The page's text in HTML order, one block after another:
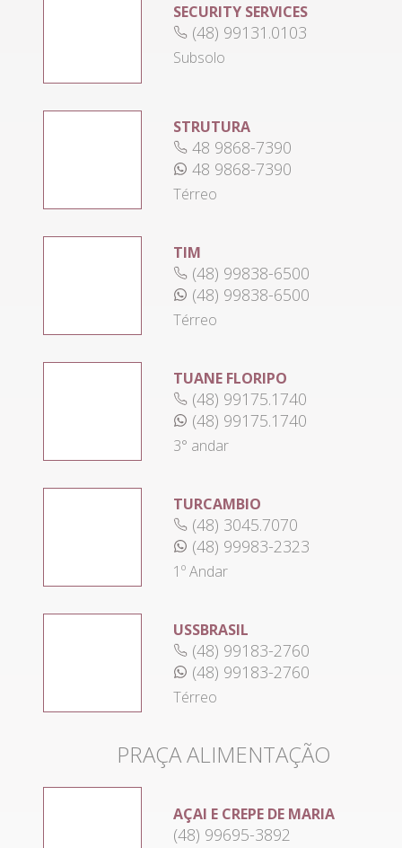
SECURITY SERVICES
(48) 99131.0103
Subsolo
STRUTURA
48 9868-7390
48 9868-7390
Térreo
TIM
(48) 99838-6500
(48) 99838-6500
Térreo
TUANE FLORIPO
(48) 99175.1740
(48) 99175.1740
3° andar
TURCAMBIO
(48) 3045.7070
(48) 99983-2323
1º Andar
USSBRASIL
(48) 99183-2760
(48) 99183-2760
Térreo
PRAÇA ALIMENTAÇÃO
AÇAI E CREPE DE MARIA
(48) 99695-3892